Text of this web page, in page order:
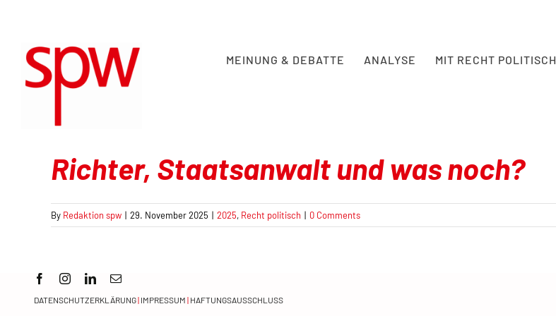
content
MEINUNG & DEBATTE ANALYSE MIT RECHT POLITISCH
Richter, Staatsanwalt und was noch?
By Redaktion spw | 29. November 2025 | 2025, Recht politisch | 0 Comments
DATENSCHUTZERKLÄRUNG| IMPRESSUM | HAFTUNGSAUSSCHLUSS